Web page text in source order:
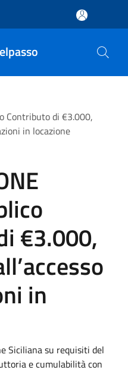
Contributo di €3.000,
in locazione
€3.000,
in
Siciliana su requisiti del
e cumulabilità con